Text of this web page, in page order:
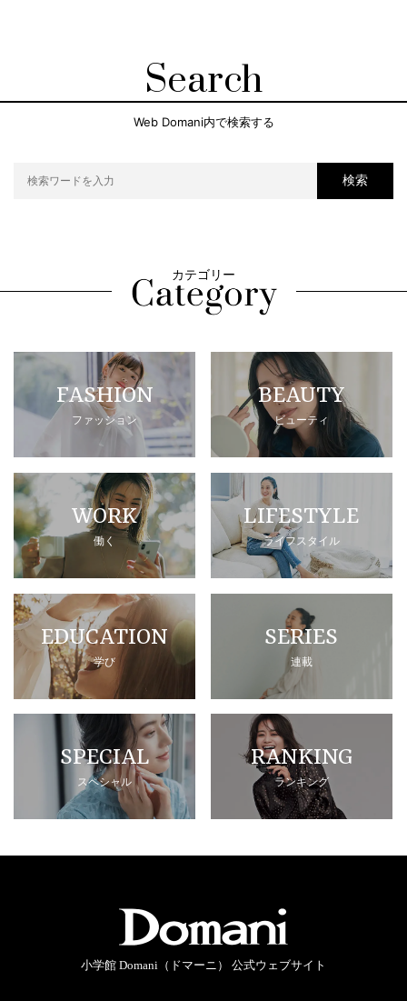
Search
Web Domani内で検索する
検索
カテゴリー
FASHION
ファッション
BEAUTY
ビューティ
WORK
働く
LIFESTYLE
ライフスタイル
EDUCATION
学び
SERIES
連載
SPECIAL
スペシャル
RANKING
ランキング
小学館 Domani（ドマーニ） 公式ウェブサイト